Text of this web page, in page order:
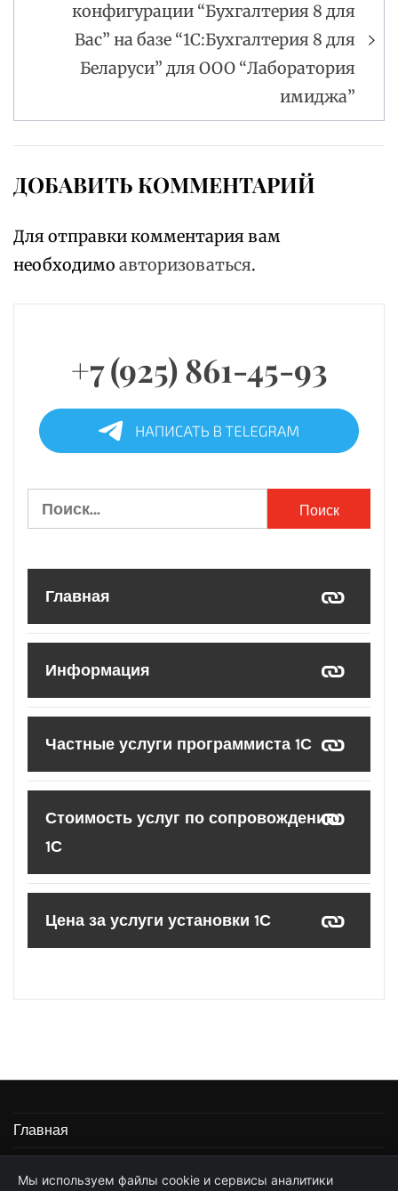
конфигурации “Бухгалтерия 8 для
Вас” на базе “1С:Бухгалтерия 8 для
Беларуси” для ООО “Лаборатория
имиджа”
ДОБАВИТЬ КОММЕНТАРИЙ
Для отправки комментария вам
необходимо авторизоваться.
+7 (925) 861-45-93
Найти:
Главная
Информация
Частные услуги программиста 1С
Стоимость услуг по сопровождению
1С
Цена за услуги установки 1С
Главная
Мы используем файлы cookie и сервисы аналитики